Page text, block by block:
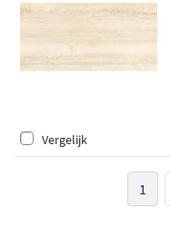
Vergelijk
1